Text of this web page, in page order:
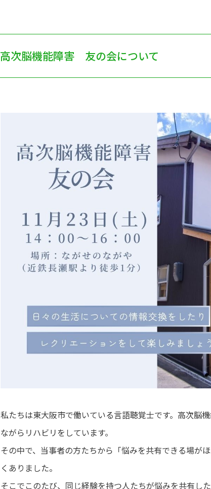
高次脳機能障害 友の会について
私たちは東大阪市で働いている言語聴覚士です。高次脳
ながらリハビリをしています。
その中で、当事者の方たちから「悩みを共有できる場が
くありました。
そこでこのたび、同じ経験を持つ人たちが悩みを共有し